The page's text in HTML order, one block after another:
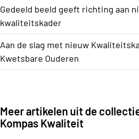
Gedeeld beeld geeft richting aan
kwaliteitskader
Aan de slag met nieuw
Kwetsbare Ouderen
Meer artikelen uit de
Kompas Kwaliteit